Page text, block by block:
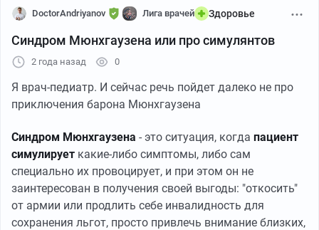
DoctorAndriyanov Лига врачей Здоровье
Синдром Мюнхгаузена или про симулянтов
2 года назад 0
Я врач-педиатр. И сейчас речь пойдет далеко не про
приключения барона Мюнхгаузена
Синдром Мюнхгаузена - это ситуация, когда пациент
симулирует какие-либо симптомы, либо сам
специально их провоцирует, и при этом он не
заинтересован в получения своей выгоды: "откосить"
от армии или продлить себе инвалидность для
сохранения льгот, просто привлечь внимание близких,